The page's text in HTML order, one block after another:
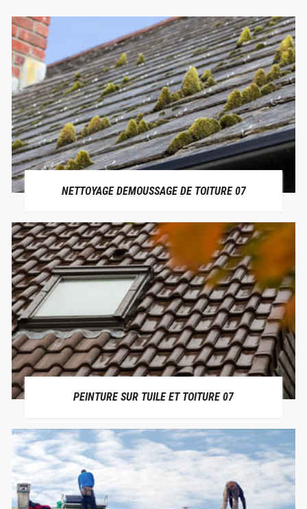
NETTOYAGE DEMOUSSAGE DE TOITURE 07
PEINTURE SUR TUILE ET TOITURE 07